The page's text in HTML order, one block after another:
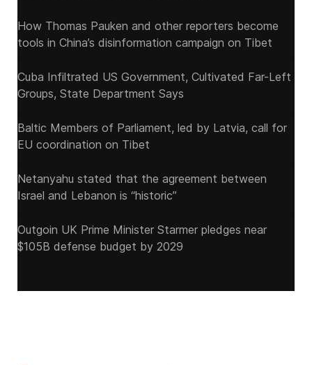
How Thomas Pauken and other reporters become
tools in China’s disinformation campaign on Tibet
Cuba Infiltrated US Government, Cultivated Far-Left
Groups, State Department Says
Baltic Members of Parliament, led by Latvia, call for
EU coordination on Tibet
Netanyahu stated that the agreement between
Israel and Lebanon is “historic”
Outgoin UK Prime Minister Starmer pledges near
$105B defense budget by 2029